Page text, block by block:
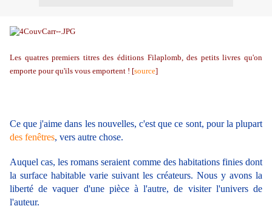
Les quatres premiers titres des éditions Filaplomb, des petits livres qu'on
emporte pour qu'ils vous emportent ! [source]
Ce que j'aime dans les nouvelles, c'est que ce sont, pour la plupart
des fenêtres, vers autre chose.
Auquel cas, les romans seraient comme des habitations finies dont
la surface habitable varie suivant les créateurs. Nous y avons la
liberté de vaquer d'une pièce à l'autre, de visiter l'univers de
l'auteur.